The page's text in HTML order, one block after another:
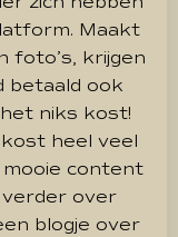
Maakt
foto’s, krijgen
betaald ook
niks kost!
heel veel
mooie content
verder over
blogje over